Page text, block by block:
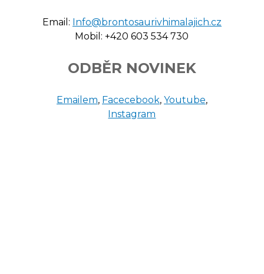
Email: Info@brontosaurivhimalajich.cz
Mobil: +420 603 534 730
ODBĚR NOVINEK
Emailem, Facecebook, Youtube,
Instagram